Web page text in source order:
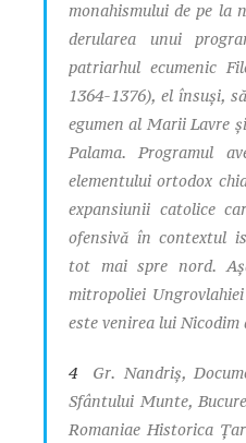
monahismului de pe la
derularea unui
patriarhul ecumenic
1364-1376), el însuşi,
egumen al Marii Lavre
Palama. Programul
elementului ortodox
expansiunii catolice
ofensivă în contextul
tot mai spre nord.
mitropoliei
este venirea lui
4 Gr. Nandriş,
Sfântului Munte,
Romaniae Historica